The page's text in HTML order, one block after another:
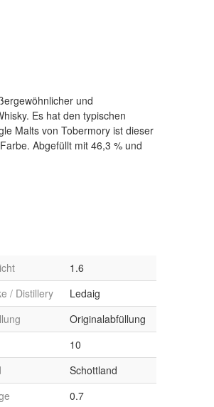
1.6
/ Distillery
Ledaig
Originalabfüllung
10
Schottland
0.7